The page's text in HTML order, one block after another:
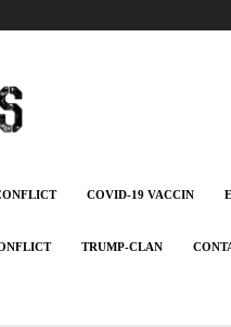
COVID-19 VACCIN
TRUMP-CLAN